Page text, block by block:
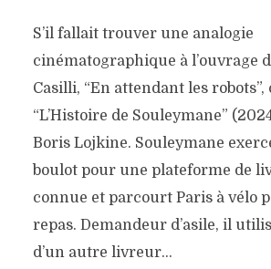
S’il fallait trouver une analogie
cinématographique à l’ouvrage
Casilli, “En attendant les robots”,
“L’Histoire de Souleymane”
Boris Lojkine. Souleymane
boulot pour une plateforme de
connue et parcourt Paris à vélo
repas. Demandeur d’asile, il
d’un autre livreur...